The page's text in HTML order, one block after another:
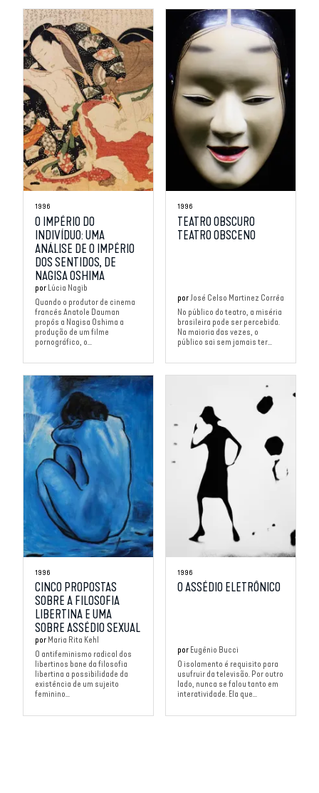
1996
O IMPÉRIO DO
INDIVÍDUO: UMA
ANÁLISE DE O IMPÉRIO
DOS SENTIDOS, DE
NAGISA OSHIMA
por Lúcia Nagib
Quando o produtor de cinema
francês Anatole Dauman
propôs a Nagisa Oshima a
produção de um filme
pornográfico, o...
1996
TEATRO OBSCURO
TEATRO OBSCENO
por José Celso Martinez Corrêa
No público do teatro, a miséria
brasileira pode ser percebida.
Na maioria das vezes, o
público sai sem jamais ter...
1996
CINCO PROPOSTAS
SOBRE A FILOSOFIA
LIBERTINA E UMA
SOBRE ASSÉDIO SEXUAL
por Maria Rita Kehl
O antifeminismo radical dos
libertinos bane da filosofia
libertina a possibilidade da
existência de um sujeito
feminino...
1996
O ASSÉDIO ELETRÔNICO
por Eugênio Bucci
O isolamento é requisito para
usufruir da televisão. Por outro
lado, nunca se falou tanto em
interatividade. Ela que...